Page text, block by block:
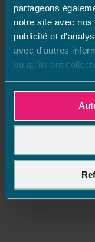
partageons
notre site avec
publicité et
avec d'autres
ou qu'ils ont
1 dessin, 1
Votre enfant
l’opération : 1
Votre enfant
plus joli dessin
(sans condition